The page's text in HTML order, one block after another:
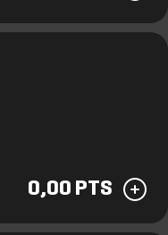
0,00 PTS